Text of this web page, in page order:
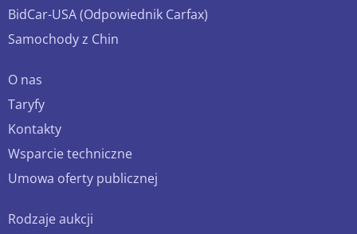
BidCar-USA (Odpowiednik Carfax)
Samochody z Chin
O nas
Taryfy
Kontakty
Wsparcie techniczne
Umowa oferty publicznej
Rodzaje aukcji